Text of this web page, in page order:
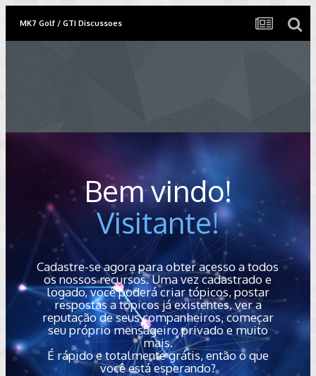
MK7 Golf / GTI Discussoes
Bem vindo!
Visitante!
Cadastre-se agora para obter acesso a todos
os nossos recursos. Uma vez cadastrado e
logado, você poderá criar tópicos, postar
respostas a tópicos já existentes, ver a
reputação de seus companheiros, começar
seu próprio mensageiro privado e muito
mais.
É rápido e totalmente grátis, então o que
você está esperando?